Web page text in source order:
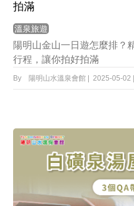
拍滿
溫泉旅遊
陽明山金山一日遊怎麼排？
行程，讓你拍好拍滿
By 陽明山水溫泉會館 | 2025-05-02